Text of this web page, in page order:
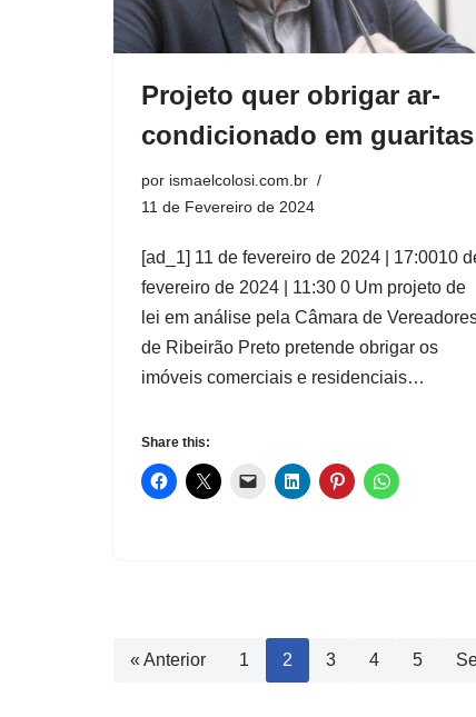
Projeto quer obrigar ar-
condicionado em guaritas
por ismaelcolosi.com.br
11 de Fevereiro de 2024
[ad_1] 11 de fevereiro de 2024 | 17:0010
fevereiro de 2024 | 11:30 0 Um projeto de
lei em análise pela Câmara de
de Ribeirão Preto pretende obrigar os
imóveis comerciais e residenciais…
Share this:
« Anterior 1 2 3 4 5